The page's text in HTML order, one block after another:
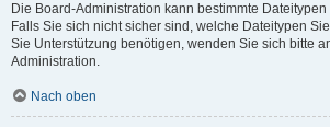
Die Board-Administration kann bestimmte
Falls Sie sich nicht sicher sind, welche Dateitypen
Sie Unterstützung benötigen, wenden Sie sich bitte
Administration.
Nach oben